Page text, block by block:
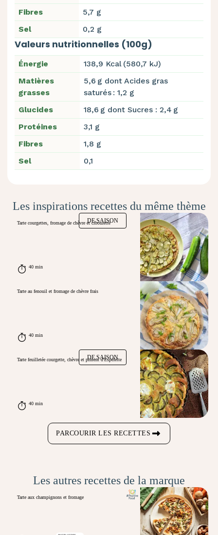
Fibres
5,7 g
Sel
0,2 g
Valeurs nutritionnelles (100g)
Énergie
138,9 Kcal (580,7 kJ)
Matières
grasses
5,6 g dont Acides gras
saturés : 1,2 g
Glucides
18,6 g dont Sucres : 2,4 g
Protéines
3,1 g
Fibres
1,8 g
Sel
0,1
Les inspirations recettes du même thème
DE SAISON
Tarte courgettes, fromage de chèvre et ciboulette
40 min
Tarte au fenouil et fromage de chèvre frais
40 min
DE SAISON
Tarte feuilletée courgette, chèvre et piment d'Espelette
40 min
PARCOURIR LES RECETTES
Les autres recettes de la marque
Tarte aux champignons et fromage